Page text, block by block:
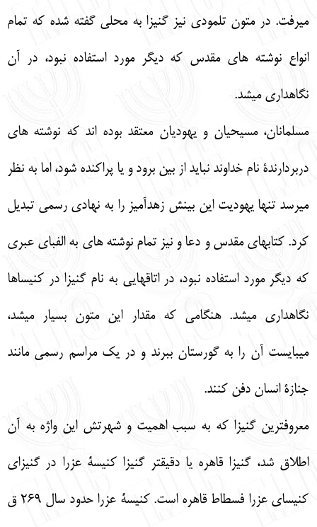
مي‏رفت. در متون تلمودي نيز گنيزا به محلي گفته شده كه تمام
انواع نوشته ‏هاي مقدس كه ديگر مورد استفاده نبود، در آن
نگاهداري مي‏شد.
مسلمانان، مسيحيان و يهوديان معتقد بوده‏ اند كه نوشته ‏هاي
دربردارندة نام خداوند نبايد از بين برود و يا پراكنده شود، اما به نظر
مي‏رسد تنها يهوديت اين بينش زهدآميز را به نهادي رسمي تبديل
كرد. كتاب‏هاي مقدس و دعا و نيز تمام نوشته‏ هاي به الفباي عبري
كه ديگر مورد استفاده نبود، در اتاق‏هايي به نام گنيزا در كنيساها
نگاهداري مي‏شد. هنگامي كه مقدار اين متون بسيار مي‏شد،
مي‏بايست آن را به گورستان ببرند و در يك مراسم رسمي مانند
جنازة انسان دفن كنند.
معروف‏ترين گنيزا كه به سبب اهميت و شهرتش اين واژه به آن
اطلاق شد، گنيزا قاهره يا دقيق‏تر گنيزا كنيسة عزرا در گنيزاي
كنيساي عزرا فسطاط قاهره است. كنيسة عزرا حدود سال 269 ق